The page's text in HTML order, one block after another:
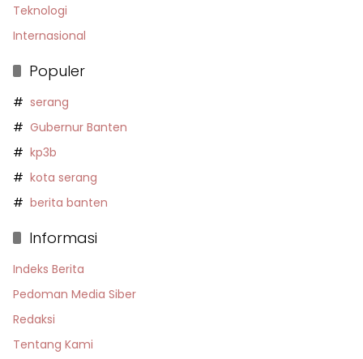
Teknologi
Internasional
Populer
serang
Gubernur Banten
kp3b
kota serang
berita banten
Informasi
Indeks Berita
Pedoman Media Siber
Redaksi
Tentang Kami